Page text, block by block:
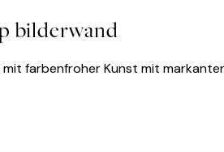
bilderwand
mit farbenfroher Kunst mit